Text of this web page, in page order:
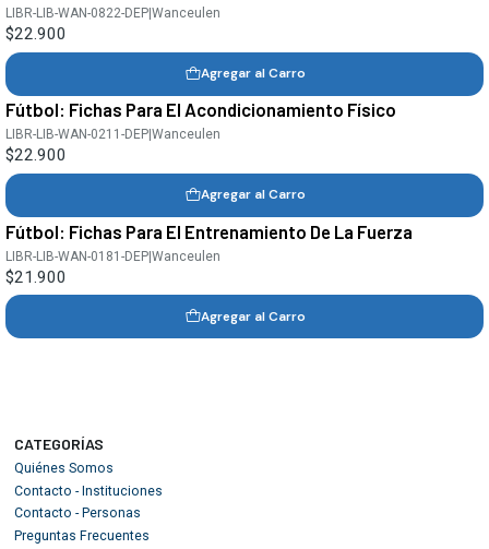
LIBR-LIB-WAN-0822-DEP|Wanceulen
$22.900
Agregar al Carro
Fútbol: Fichas Para El Acondicionamiento Físico
LIBR-LIB-WAN-0211-DEP |Wanceulen
$22.900
Agregar al Carro
Fútbol: Fichas Para El Entrenamiento De La Fuerza
LIBR-LIB-WAN-0181-DEP|Wanceulen
$21.900
Agregar al Carro
CATEGORÍAS
Quiénes Somos
Contacto - Instituciones
Contacto - Personas
Preguntas Frecuentes